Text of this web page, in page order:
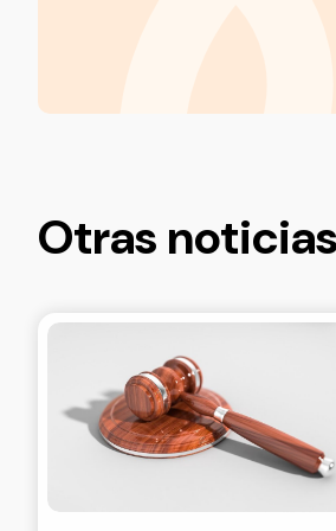
Otras noticias